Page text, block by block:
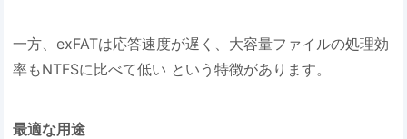
一方、exFATは応答速度が遅く、大容量ファイルの処理効
率もNTFSに比べて低い という特徴があります。
最適な用途